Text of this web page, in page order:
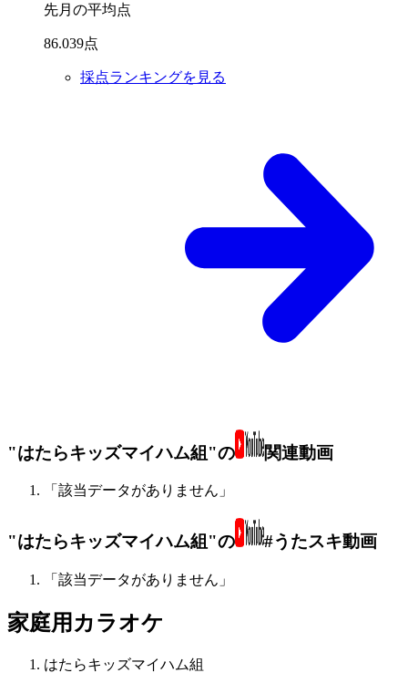
先月の平均点
86.039点
採点ランキングを見る
"はたらキッズマイハム組"の 関連動画
「該当データがありません」
"はたらキッズマイハム組"の #うたスキ動画
「該当データがありません」
家庭用カラオケ
はたらキッズマイハム組